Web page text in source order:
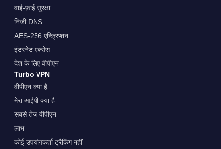
वाई-फ़ाई सुरक्षा
निजी DNS
AES-256 एन्क्रिप्शन
इंटरनेट एक्सेस
देश के लिए वीपीएन
Turbo VPN
वीपीएन क्या है
मेरा आईपी क्या है
सबसे तेज़ वीपीएन
लाभ
कोई उपयोगकर्ता ट्रैकिंग नहीं